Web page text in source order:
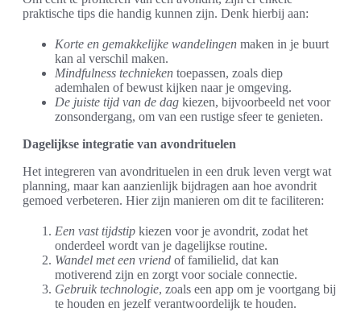
praktische tips die handig kunnen zijn. Denk hierbij aan:
Korte en gemakkelijke wandelingen maken in je buurt
kan al verschil maken.
Mindfulness technieken toepassen, zoals diep
ademhalen of bewust kijken naar je omgeving.
De juiste tijd van de dag kiezen, bijvoorbeeld net voor
zonsondergang, om van een rustige sfeer te genieten.
Dagelijkse integratie van avondrituelen
Het integreren van avondrituelen in een druk leven vergt wat
planning, maar kan aanzienlijk bijdragen aan hoe avondrit
gemoed verbeteren. Hier zijn manieren om dit te faciliteren:
Een vast tijdstip kiezen voor je avondrit, zodat het
onderdeel wordt van je dagelijkse routine.
Wandel met een vriend of familielid, dat kan
motiverend zijn en zorgt voor sociale connectie.
Gebruik technologie, zoals een app om je voortgang bij
te houden en jezelf verantwoordelijk te houden.